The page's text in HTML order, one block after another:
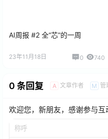
AI周报 #2 全“芯”的一周
23年11月18日 0 740
0 条回复 A 文章作者 M 管
欢迎您，新朋友，感谢参与互